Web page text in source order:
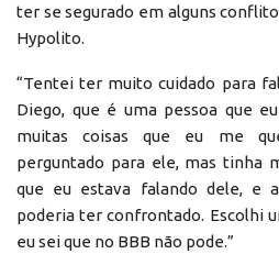
ter se segurado em alguns
Hypolito.
“Tentei ter muito cuidado para
Diego, que é uma pessoa que
muitas coisas que eu me
perguntado para ele, mas tinha
que eu estava falando dele, e
poderia ter confrontado. Escolhi
eu sei que no BBB não pode.”